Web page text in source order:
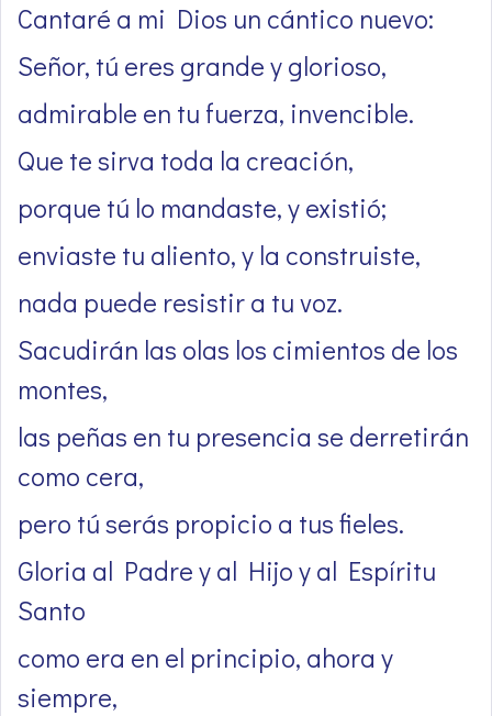
Cantaré a mi Dios un cántico nuevo:
Señor, tú eres grande y glorioso,
admirable en tu fuerza, invencible.
Que te sirva toda la creación,
porque tú lo mandaste, y existió;
enviaste tu aliento, y la construiste,
nada puede resistir a tu voz.
Sacudirán las olas los cimientos de los
montes,
las peñas en tu presencia se derretirán
como cera,
pero tú serás propicio a tus fieles.
Gloria al Padre y al Hijo y al Espíritu
Santo
como era en el principio, ahora y
siempre,